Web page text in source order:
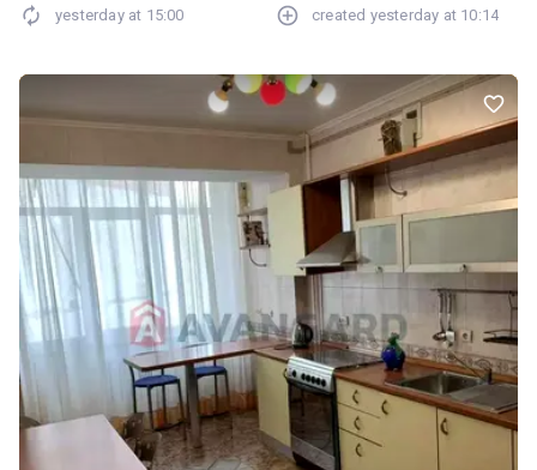
yesterday at 15:00 created yesterday at 10:14